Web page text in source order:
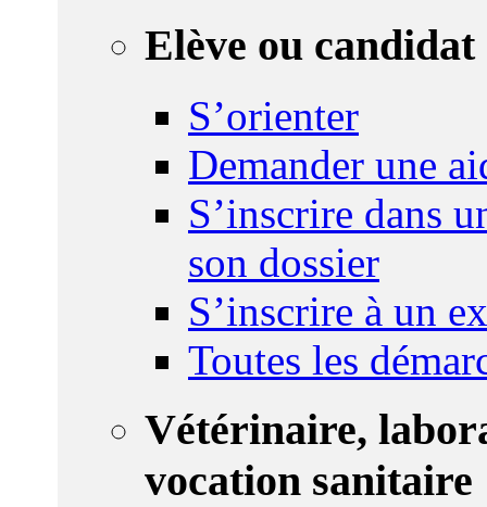
Elève ou candidat
S’orienter
Demander une
S’inscrire dans
son dossier
S’inscrire à un
Toutes les
Vétérinaire,
vocation sanitaire